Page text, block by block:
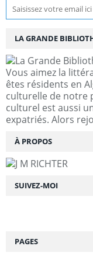
SUIVEZ-MOI
LA GRANDE
Vous aimez la
êtes résidents en
culturelle de notre
culturel est aussi
expatriés. Alors
À PROPOS
PAGES